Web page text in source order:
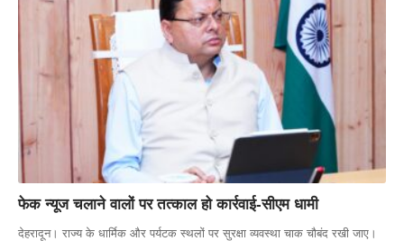
फेक न्यूज चलाने वालों पर तत्काल हो कार्रवाई-सीएम धामी
देहरादून। राज्य के धार्मिक और पर्यटक स्थलों पर सुरक्षा व्यवस्था चाक चौबंद रखी जाए।